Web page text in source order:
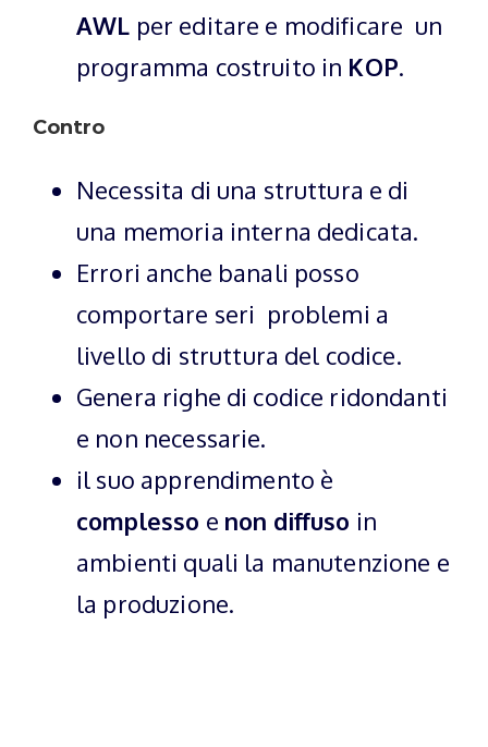
AWL per editare e modificare un
programma costruito in KOP.
Contro
Necessita di una struttura e di
una memoria interna dedicata.
Errori anche banali posso
comportare seri problemi a
livello di struttura del codice.
Genera righe di codice ridondanti
e non necessarie.
il suo apprendimento è
complesso e non diffuso in
ambienti quali la manutenzione e
la produzione.